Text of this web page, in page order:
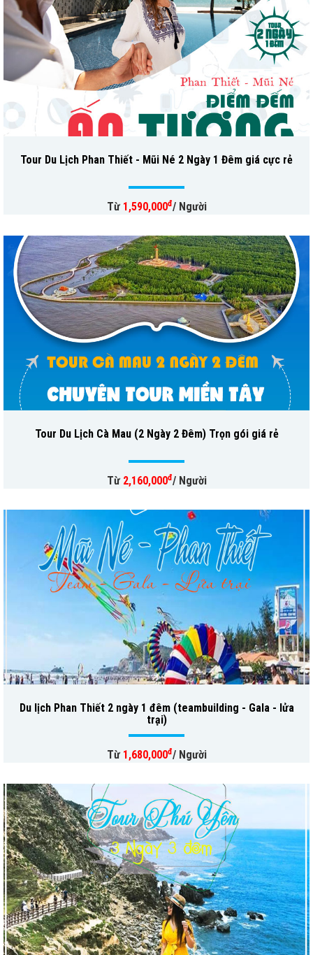
Tour Du Lịch Phan Thiết - Mũi Né 2 Ngày 1 Đêm giá cực rẻ
Từ 1,590,000đ/ Người
Tour Du Lịch Cà Mau (2 Ngày 2 Đêm) Trọn gói giá rẻ
Từ 2,160,000đ/ Người
Du lịch Phan Thiết 2 ngày 1 đêm (teambuilding - Gala - lửa
trại)
Từ 1,680,000đ/ Người